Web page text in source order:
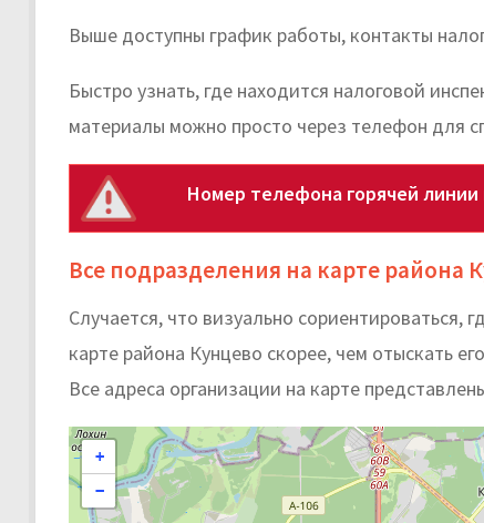
Выше доступны график работы, контакты
Быстро узнать, где находится налоговой
материалы можно просто через телефон для
Номер телефона горячей линии
Все подразделения на карте района
Случается, что визуально
карте района Кунцево скорее, чем отыскать
Все адреса организации на карте
+
−